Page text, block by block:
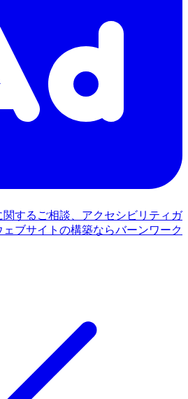
するご相談、アクセシビリティガ
ブサイトの構築ならバーンワーク